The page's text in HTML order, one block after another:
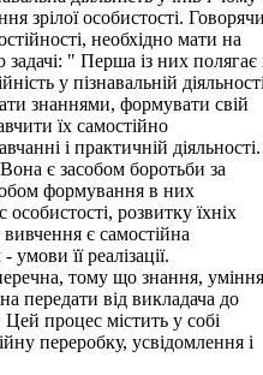
зрілої особистості.
необхідно мати на
задачі: " Перша із них полягає
у пізнавальній
знаннями, формувати свій
їх самостійно
і практичній діяльності.
є засобом боротьби за
формування в них
особистості, розвитку їхніх
є самостійна
її реалізації.
тому що знання,
передати від викладача до
процес містить у собі
переробку, усвідомлення і